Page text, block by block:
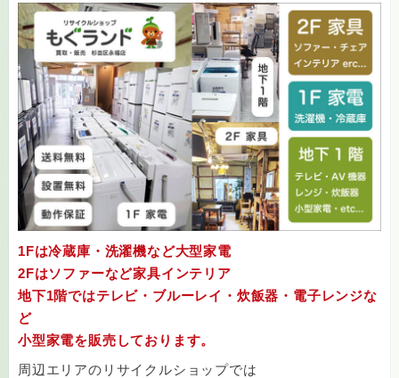
1Fは冷蔵庫・洗濯機など大型家電
2Fはソファーなど家具インテリア
地下1階ではテレビ・ブルーレイ・炊飯器・電子レンジな
ど
小型家電を販売しております。
周辺エリアのリサイクルショップでは